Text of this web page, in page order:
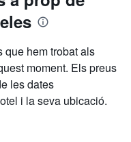
que hem trobat als
moment. Els preus
les dates
i la seva ubicació.